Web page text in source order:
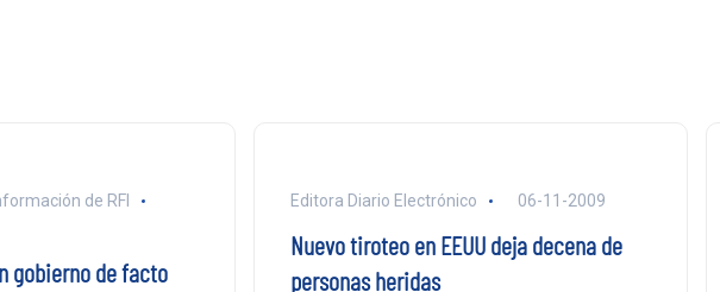
de RFI
gobierno de facto
Editora Diario Electrónico 06-11-2009
Nuevo tiroteo en EEUU deja decena de
personas heridas